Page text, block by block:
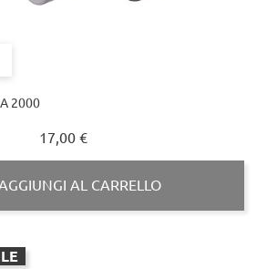
2000
17,00 €Prezzo
AL CARRELLO